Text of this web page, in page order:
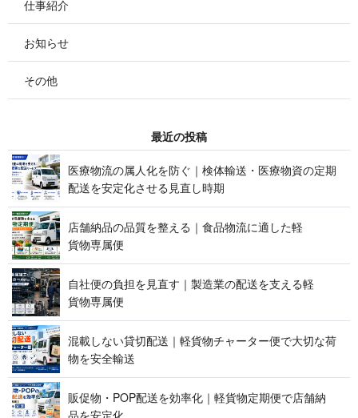
仕事紹介
お知らせ
その他
最 近 の 投 稿
医療物流の属人化を防ぐ｜検体輸送・医療物資の定期
配送を安定化させる見 直 し 時 期
店舗納品の品質を整える｜食品物流に適した軽
貨 物 専 属 便
自社便の負担を見直す｜製造業の配送を支える軽
貨 物 専 属 便
混載しない貸切配送｜軽貨物チャーター便で大切な荷
物を 安 全 輸 送
販促物・POP配送を効率化｜軽貨物定期便で店舗納
品 を 安 定 化